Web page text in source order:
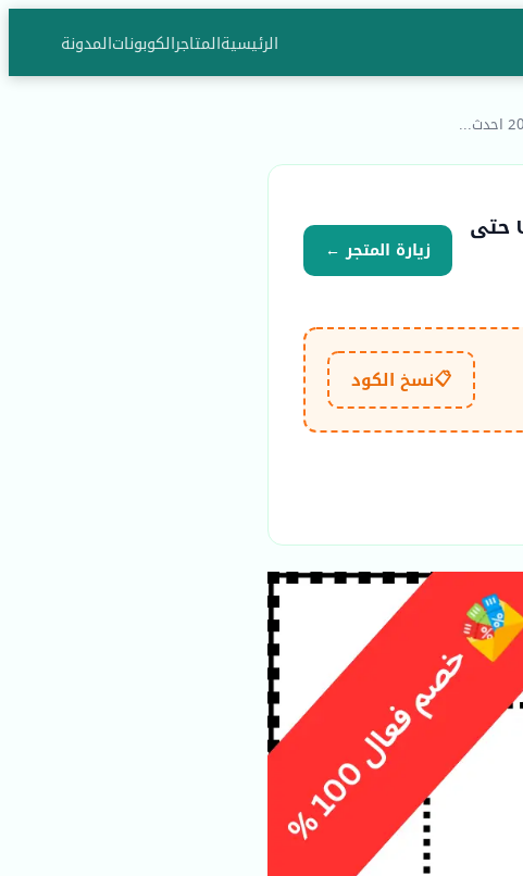
الرئيسيةالمتاجرالكوبوناتالمدونة
كود خصم اوربان ارتيزان 2026 احدث كوبونات Urban Artizan حتى
زيارة المتجر ←
📋نسخ الكود